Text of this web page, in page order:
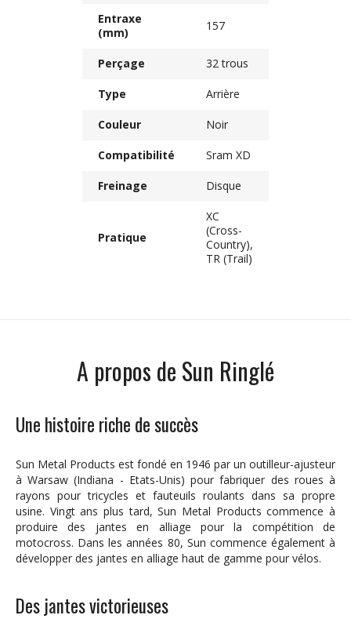
Entraxe
(mm)
157
Perçage 32 trous
Type Arrière
Couleur Noir
Compatibilité Sram XD
Freinage Disque
Pratique
XC
(Cross-
Country),
TR (Trail)
A propos de Sun Ringlé
Une histoire riche de succès
Sun Metal Products est fondé en 1946 par un outilleur-ajusteur
à Warsaw (Indiana - Etats-Unis) pour fabriquer des roues à
rayons pour tricycles et fauteuils roulants dans sa propre
usine. Vingt ans plus tard, Sun Metal Products commence à
produire des jantes en alliage pour la compétition de
motocross. Dans les années 80, Sun commence également à
développer des jantes en alliage haut de gamme pour vélos.
Des jantes victorieuses